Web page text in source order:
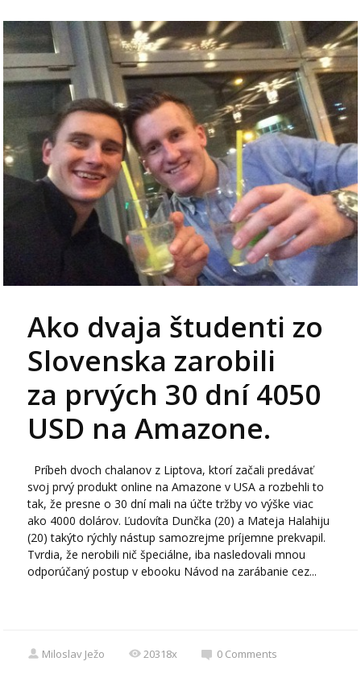
Ako dvaja študenti zo
Slovenska zarobili
za prvých 30 dní 4050
USD na Amazone.
Príbeh dvoch chalanov z Liptova, ktorí začali predávať
svoj prvý produkt online na Amazone v USA a rozbehli to
tak, že presne o 30 dní mali na účte tržby vo výške viac
ako 4000 dolárov. Ľudovíta Dunčka (20) a Mateja Halahiju
(20) takýto rýchly nástup samozrejme príjemne prekvapil.
Tvrdia, že nerobili nič špeciálne, iba nasledovali mnou
odporúčaný postup v ebooku Návod na zarábanie cez...
Miloslav Ježo 20318x 0 Comments